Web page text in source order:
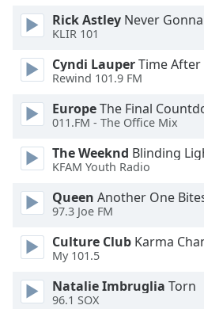
Caption
Color
Opacity
Font
Size
Text
Edge
Style
Font
Rick Astley Never
KLIR 101
Cyndi LauperTime After
Rewind 101.9 FM
EuropeThe Final
011.FM - The Office Mix
The Weeknd Blinding
KFAM Youth Radio
Queen Another One
97.3 Joe FM
Culture Club Karma
My 101.5
Natalie Imbruglia Torn
96.1 SOX